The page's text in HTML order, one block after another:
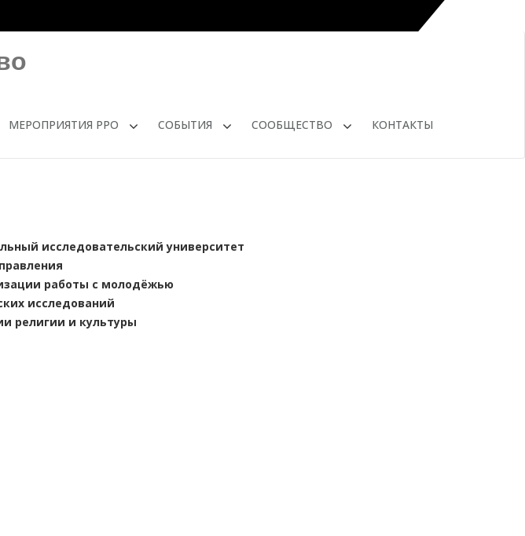
МЕРОПРИЯТИЯ РРО СОБЫТИЯ СООБЩЕСТВО КОНТАКТЫ
исследовательский университет
работы с молодёжью
исследований
религии и культуры